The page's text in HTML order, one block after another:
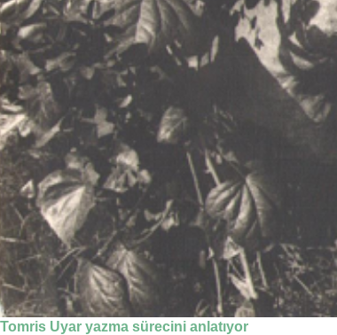
Tomris Uyar yazma sürecini anlatıyor